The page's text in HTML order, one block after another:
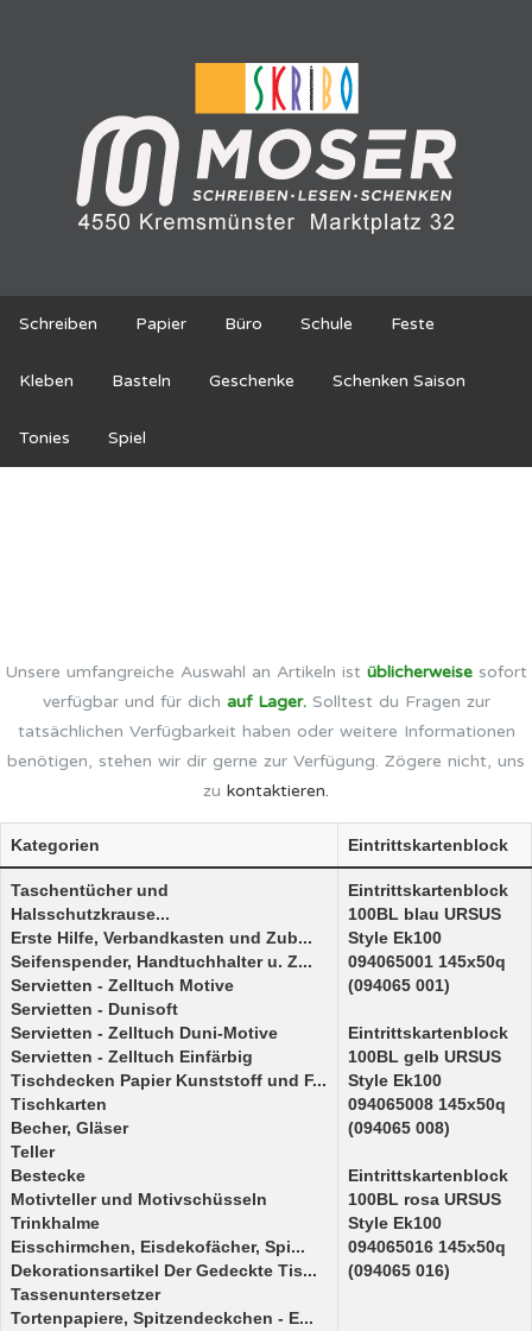
Schreiben Papier Büro Schule Feste
Kleben Basteln Geschenke Schenken Saison
Tonies Spiel
Unsere umfangreiche Auswahl an Artikeln ist üblicherweise sofort
verfügbar und für dich auf Lager.Solltest du Fragen zur
tatsächlichen Verfügbarkeit haben oder weitere Informationen
benötigen, stehen wir dir gerne zur Verfügung. Zögere nicht, uns
zu kontaktieren.
Kategorien Eintrittskartenblock
Taschentücher und
Halsschutzkrause...
Erste Hilfe, Verbandkasten und Zub...
Seifenspender, Handtuchhalter u. Z...
Servietten - Zelltuch Motive
Servietten - Dunisoft
Servietten - Zelltuch Duni-Motive
Servietten - Zelltuch Einfärbig
Tischdecken Papier Kunststoff und F...
Tischkarten
Becher, Gläser
Teller
Bestecke
Motivteller und Motivschüsseln
Trinkhalme
Eisschirmchen, Eisdekofächer, Spi...
Dekorationsartikel Der Gedeckte Tis...
Tassenuntersetzer
Tortenpapiere, Spitzendeckchen - E...
Eintrittskartenblock
100BL blau URSUS
Style Ek100
094065001 145x50q
(094065 001)
Eintrittskartenblock
100BL gelb URSUS
Style Ek100
094065008 145x50q
(094065 008)
Eintrittskartenblock
100BL rosa URSUS
Style Ek100
094065016 145x50q
(094065 016)